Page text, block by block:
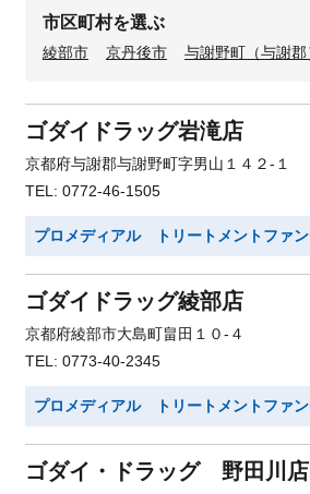
市区町村を選ぶ
綾部市 京丹後市 与謝野町（与謝郡
ゴダイドラッグ岩滝店
京都府与謝郡与謝野町字男山１４２-１
TEL: 0772-46-1505
プロメディアル トリートメントファ
ゴダイドラッグ綾部店
京都府綾部市大島町畠田１０-４
TEL: 0773-40-2345
プロメディアル トリートメントファ
ゴダイ・ドラッグ 野田川店